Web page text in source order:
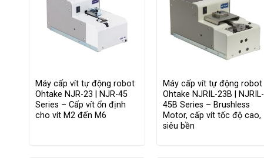
Máy cấp vít tự động robot
Ohtake NJR-23 | NJR-45
Series – Cấp vít ổn định
cho vít M2 đến M6
Máy cấp vít tự động robot
Ohtake NJRIL-23B | NJRIL-
45B Series – Brushless
Motor, cấp vít tốc độ cao,
siêu bền